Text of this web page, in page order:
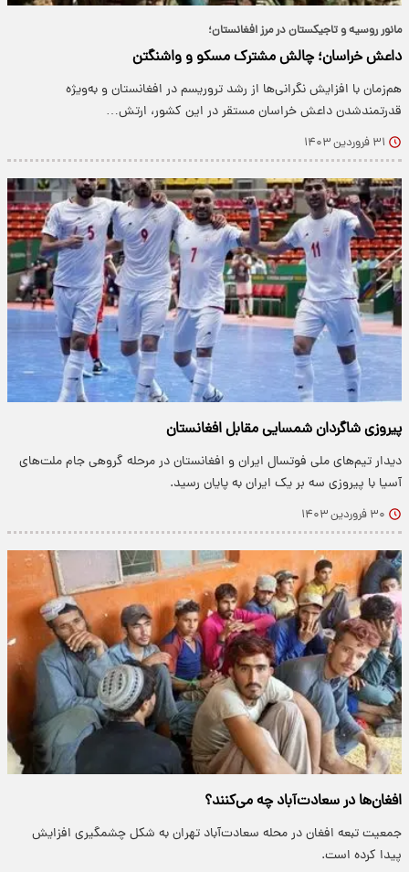
مانور روسیه و تاجیکستان در مرز افغانستان؛
داعش خراسان؛ چالش مشترک مسکو و واشنگتن ‌
هم‌زمان با افزایش نگرانی‌ها از رشد تروریسم در افغانستان و به‌ویژه
قدرتمندشدن داعش خراسان مستقر در این کشور، ارتش…
۳۱ فروردین ۱۴۰۳
پیروزی شاگردان شمسایی مقابل افغانستان
دیدار تیم‌های ملی فوتسال ایران و افغانستان در مرحله گروهی جام ملت‌های
آسیا با پیروزی سه بر یک ایران به پایان رسید.
۳۰ فروردین ۱۴۰۳
افغان‌ها در سعادت‌آباد چه می‌کنند؟
جمعیت تبعه افغان در محله سعادت‌آباد تهران به شکل چشمگیری افزایش
پیدا کرده است.